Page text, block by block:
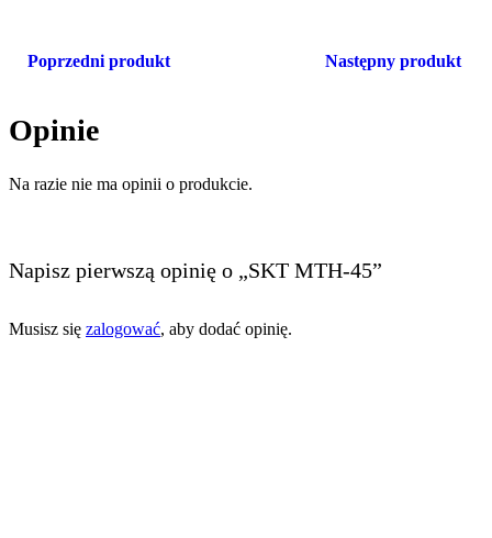
Poprzedni produkt Następny produkt
Opinie
Na razie nie ma opinii o produkcie.
Napisz pierwszą opinię o „SKT MTH-45”
Musisz się zalogować, aby dodać opinię.